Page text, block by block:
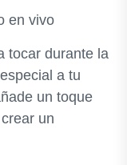
en vivo
tocar durante la
a tu
un toque
un